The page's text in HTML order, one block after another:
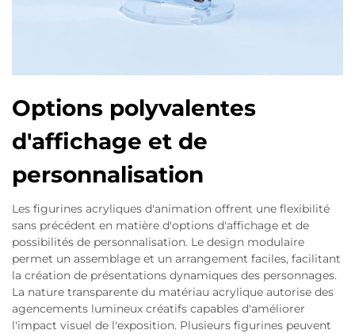
Options polyvalentes
d'affichage et de
personnalisation
Les figurines acryliques d'animation offrent une flexibilité
sans précédent en matière d'options d'affichage et de
possibilités de personnalisation. Le design modulaire
permet un assemblage et un arrangement faciles, facilitant
la création de présentations dynamiques des personnages.
La nature transparente du matériau acrylique autorise des
agencements lumineux créatifs capables d'améliorer
l'impact visuel de l'exposition. Plusieurs figurines peuvent